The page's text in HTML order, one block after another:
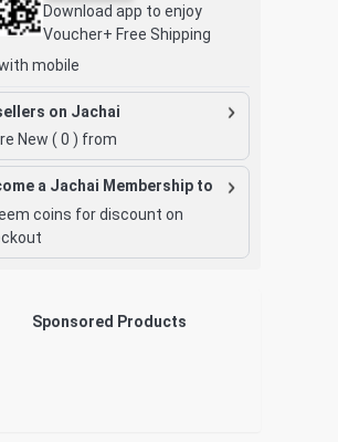
Download app to enjoy
Voucher+ Free Shipping
mobile
on Jachai
New ( 0 ) from
a Jachai Membership to
coins for discount on
Sponsored Products